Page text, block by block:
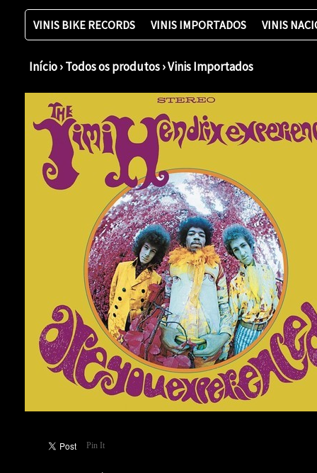
VINIS BIKE RECORDS VINIS IMPORTADOS VINIS
Início›Todos os produtos›Vinis Importados
Pin It